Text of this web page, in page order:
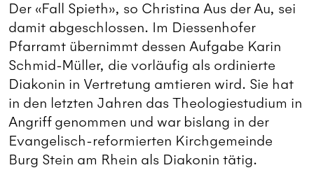
Der «Fall Spieth», so Christina Aus der Au, sei
damit abgeschlossen. Im Diessenhofer
Pfarramt übernimmt dessen Aufgabe Karin
Schmid-Müller, die vorläufig als ordinierte
Diakonin in Vertretung amtieren wird. Sie hat
in den letzten Jahren das Theologiestudium in
Angriff genommen und war bislang in der
Evangelisch-reformierten Kirchgemeinde
Burg Stein am Rhein als Diakonin tätig.